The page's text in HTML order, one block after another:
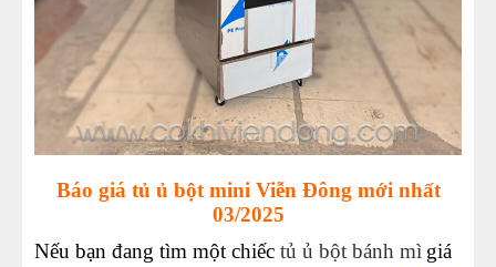
Báo giá tủ ủ bột mini Viễn Đông mới nhất
03/2025
Nếu bạn đang tìm một chiếc tủ ủ bột bánh mì giá